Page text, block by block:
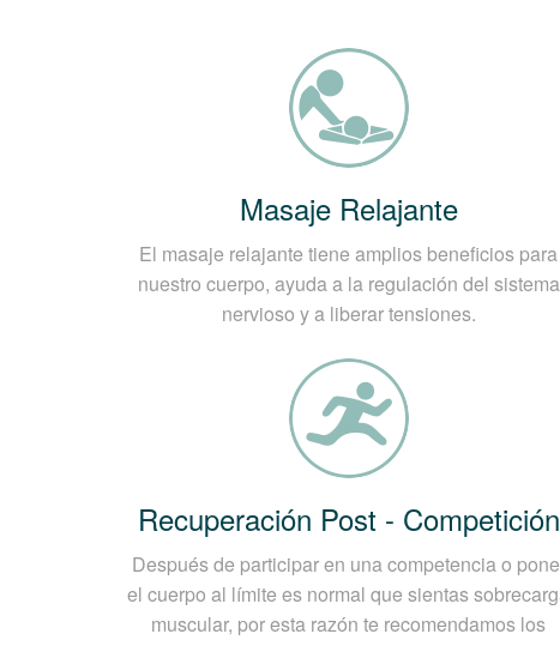
Masaje Relajante
El masaje relajante tiene amplios beneficios para
nuestro cuerpo, ayuda a la regulación del sistema
nervioso y a liberar tensiones.
Recuperación Post - Competición
Después de participar en una competencia o
el cuerpo al límite es normal que sientas
muscular, por esta razón te recomendamos los